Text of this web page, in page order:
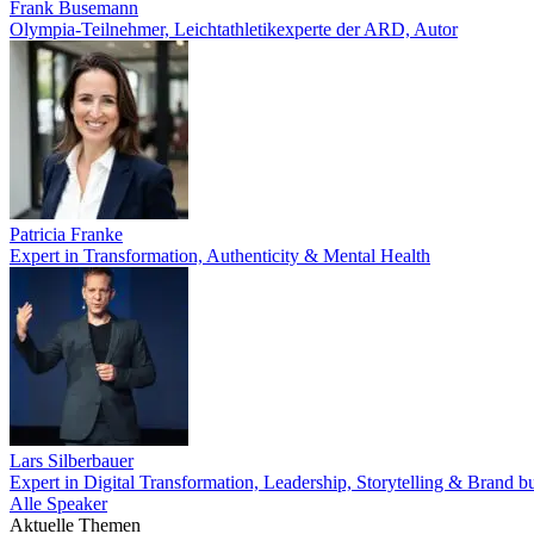
Frank Busemann
Olympia-Teilnehmer, Leichtathletikexperte der ARD, Autor
Patricia Franke
Expert in Transformation, Authenticity & Mental Health
Lars Silberbauer
Expert in Digital Transformation, Leadership, Storytelling & Brand
Alle Speaker
Aktuelle Themen